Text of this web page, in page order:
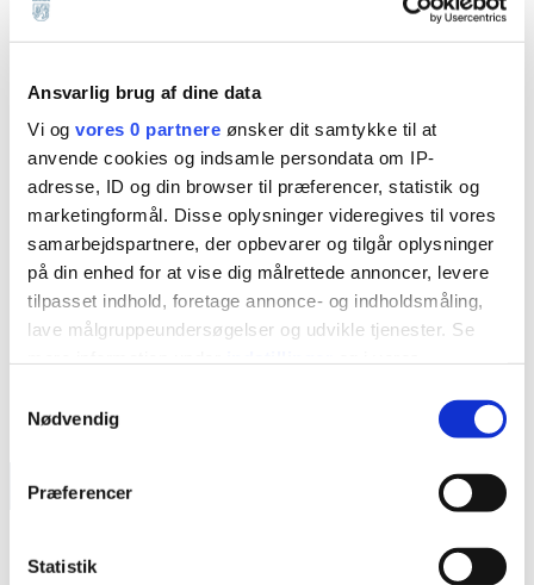
Ansvarlig brug af dine data
Vi og vores 0 partnere ønsker dit samtykke til at
anvende cookies og indsamle persondata om IP-
adresse, ID og din browser til præferencer, statistik og
marketingformål. Disse oplysninger videregives til vores
samarbejdspartnere, der opbevarer og tilgår oplysninger
på din enhed for at vise dig målrettede annoncer, levere
tilpasset indhold, foretage annonce- og indholdsmåling,
lave målgruppeundersøgelser og udvikle tjenester. Se
tilbage eller ændre indstillinger fra vores
"Cookiedeklaration", eller ved at trykke på "Privacy
Indsamle præcise oplysninger om din placering,
Nødvendig
Præferencer
Statistik
(hvis de ikke har en i forvejen) så de selv
kan låse sig ind og låse efter sig (foreningen
Der skal sørges for lys (hvis dette er CTS
styret)
Ved overnatninger skal der sættes varme
på i den periode overnatningen foregår
Serviceleder/-medarbejder skal ikke stå til
rådighed for foreningen, med mindre der
er en alvor fejl/skade på skolen/lokalet som
skal afhjælpes med det samme.
Vigtige informationer til foreningerne
/gennemgang af skolen i forbindelse med
foreningen.
eller i helligdagsferierne, dog undtaget